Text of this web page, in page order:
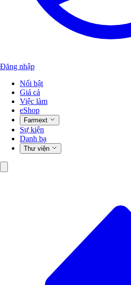
Đăng nhập
Nổi bật
Giá cả
Việc làm
eShop
Farmext
Sự kiện
Danh bạ
Thư viện